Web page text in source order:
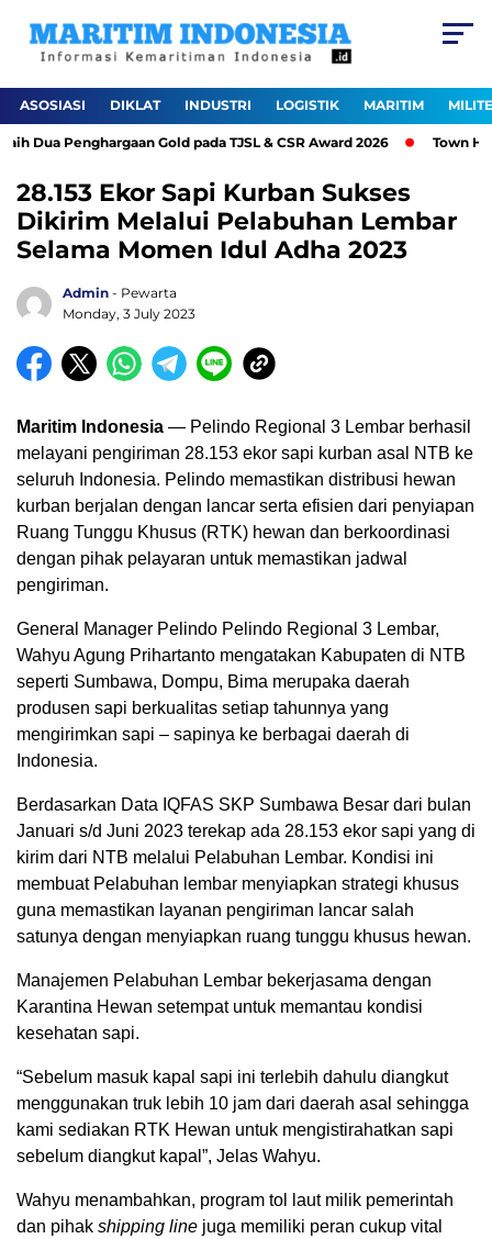
ASOSIASI DIKLAT INDUSTRI LOGISTIK MARITIM
Dua Penghargaan Gold pada TJSL & CSR Award 2026 Town
28.153 Ekor Sapi Kurban Sukses
Dikirim Melalui Pelabuhan Lembar
Selama Momen Idul Adha 2023
Admin - Pewarta
Monday, 3 July 2023
Maritim Indonesia — Pelindo Regional 3 Lembar berhasil
melayani pengiriman 28.153 ekor sapi kurban asal NTB ke
seluruh Indonesia. Pelindo memastikan distribusi hewan
kurban berjalan dengan lancar serta efisien dari penyiapan
Ruang Tunggu Khusus (RTK) hewan dan berkoordinasi
dengan pihak pelayaran untuk memastikan jadwal
pengiriman.
General Manager Pelindo Pelindo Regional 3 Lembar,
Wahyu Agung Prihartanto mengatakan Kabupaten di NTB
seperti Sumbawa, Dompu, Bima merupaka daerah
produsen sapi berkualitas setiap tahunnya yang
mengirimkan sapi – sapinya ke berbagai daerah di
Indonesia.
Berdasarkan Data IQFAS SKP Sumbawa Besar dari bulan
Januari s/d Juni 2023 terekap ada 28.153 ekor sapi yang di
kirim dari NTB melalui Pelabuhan Lembar. Kondisi ini
membuat Pelabuhan lembar menyiapkan strategi khusus
guna memastikan layanan pengiriman lancar salah
satunya dengan menyiapkan ruang tunggu khusus hewan.
Manajemen Pelabuhan Lembar bekerjasama dengan
Karantina Hewan setempat untuk memantau kondisi
kesehatan sapi.
“Sebelum masuk kapal sapi ini terlebih dahulu diangkut
menggunakan truk lebih 10 jam dari daerah asal sehingga
kami sediakan RTK Hewan untuk mengistirahatkan sapi
sebelum diangkut kapal”, Jelas Wahyu.
Wahyu menambahkan, program tol laut milik pemerintah
dan pihak shipping line juga memiliki peran cukup vital